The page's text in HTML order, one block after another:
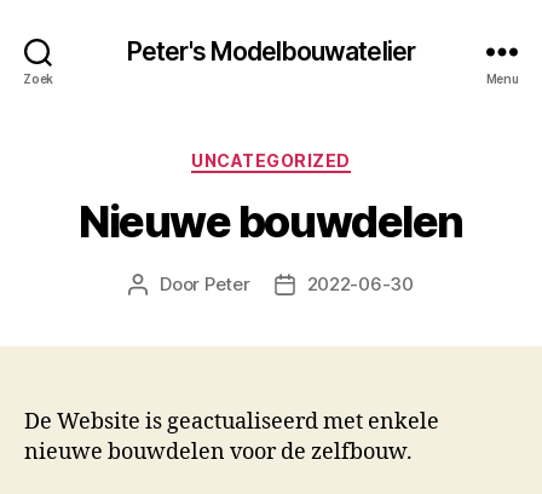
Zoek
Peter's Modelbouwatelier
Menu
Categorieën
UNCATEGORIZED
Nieuwe bouwdelen
Berichtauteur
Door Peter Berichtdatum
2022-06-30
De Website is geactualiseerd met enkele
nieuwe bouwdelen voor de zelfbouw.